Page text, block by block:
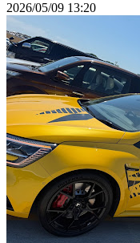
2026/05/09 13:20